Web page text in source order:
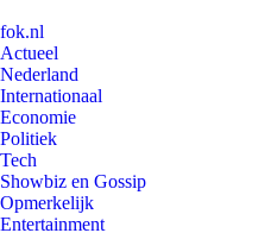
fok.nl
Actueel
Nederland
Internationaal
Economie
Politiek
Tech
Showbiz en Gossip
Opmerkelijk
Entertainment